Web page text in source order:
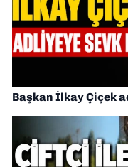
Başkan İlkay Çiçek